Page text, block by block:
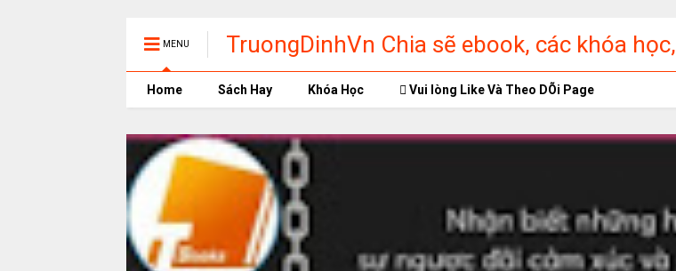
MENU
TruongDinhVn Chia sẽ ebook, các khóa học,
phần mềm học tập miễn phí
Home Sách Hay Khóa Học Vui lòng Like Và Theo DÕi Page